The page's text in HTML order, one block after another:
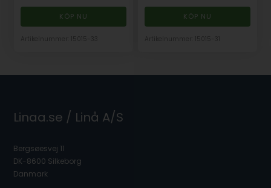
Linaa.se / Linå A/S
Bergsøesvej 11
DK-8600 Silkeborg
Danmark